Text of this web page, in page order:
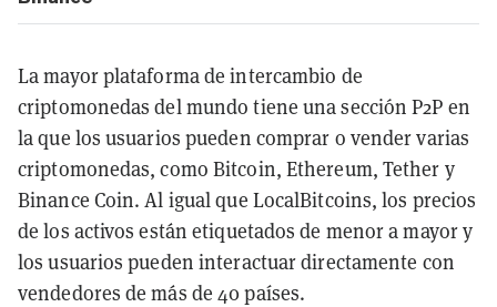
La mayor plataforma de intercambio de
criptomonedas del mundo tiene una sección P2P en
la que los usuarios pueden comprar o vender varias
criptomonedas, como Bitcoin, Ethereum, Tether y
Binance Coin. Al igual que LocalBitcoins, los precios
de los activos están etiquetados de menor a mayor y
los usuarios pueden interactuar directamente con
vendedores de más de 40 países.